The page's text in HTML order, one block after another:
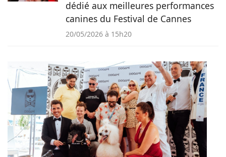
dédié aux meilleures performances
canines du Festival de Cannes
20/05/2026 à 15h20